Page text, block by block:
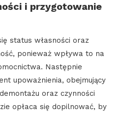
i przygotowanie
status własności oraz
ponieważ wpływa to na
Następnie
upoważnienia, obejmujący
oraz czynności
opłaca się dopilnować, by